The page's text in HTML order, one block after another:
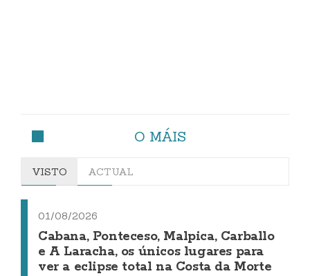
O MÁIS
VISTO ACTUAL
01/08/2026
Cabana, Ponteceso, Malpica, Carballo
e A Laracha, os únicos lugares para
ver a eclipse total na Costa da Morte